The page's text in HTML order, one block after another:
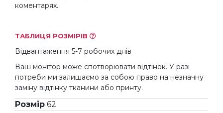
коментарях.
ТАБЛИЦЯ РОЗМІРІВ
Відвантаження 5-7 робочих днів
Ваш монітор може спотворювати відтінок. У разі
потреби ми залишаємо за собою право на незначну
заміну відтінку тканини або принту.
Розмір 62